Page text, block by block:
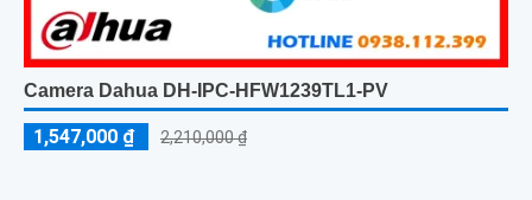
Camera Dahua DH-IPC-HFW1239TL1-PV
1,547,000 ₫ 2,210,000 ₫